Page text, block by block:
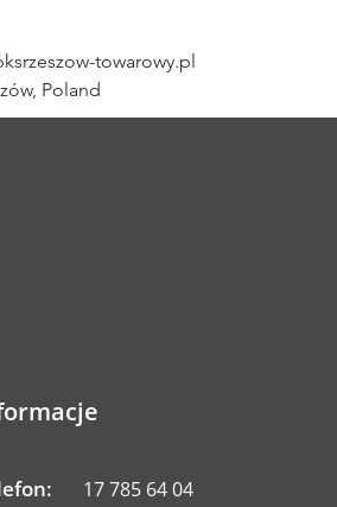
towarowy.pl
Poland
17 785 64 04